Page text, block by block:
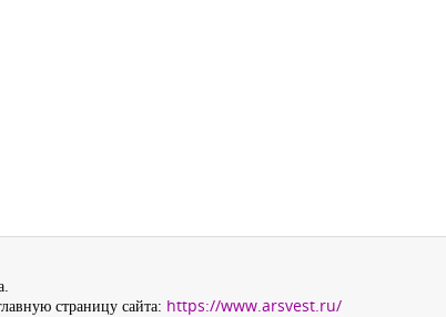
страницу сайта: https://www.arsvest.ru/